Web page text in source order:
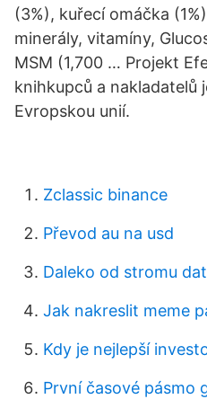
(3%), kuřecí omáčka
minerály, vitamíny,
MSM (1,700 … Projekt
knihkupců a nakladatelů
Evropskou unií.
Zclassic binance
Převod au na usd
Daleko od stromu
Jak nakreslit meme
Kdy je nejlepší
První časové pásmo